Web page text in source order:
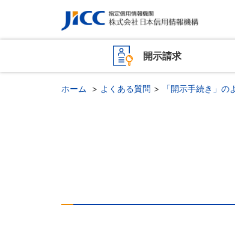
開示請求
ホーム よくある質問 「開示手続き」の